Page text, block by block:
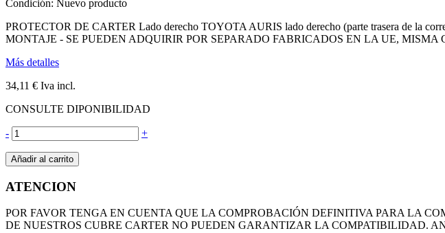
Condición: Nuevo producto
PROTECTOR DE CARTER Lado derecho TOYOTA AURIS lado derecho (parte trasera de la
MONTAJE - SE PUEDEN ADQUIRIR POR SEPARADO FABRICADOS EN LA UE,
Más detalles
34,11 € Iva incl.
CONSULTE DIPONIBILIDAD
- +
Añadir al carrito
ATENCION
POR FAVOR TENGA EN CUENTA QUE LA COMPROBACIÓN DEFINITIVA PARA LA
DE NUESTROS CUBRE CARTER NO PUEDEN GARANTIZAR LA COMPATIBILIDAD.